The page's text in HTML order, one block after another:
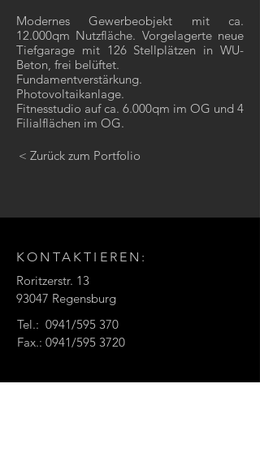
Modernes Gewerbeobjekt mit ca.
12.000qm Nutzfläche. Vorgelagerte neue
Tiefgarage mit 126 Stellplätzen in WU-
Beton, frei belüftet.
Fundamentverstärkung.
Photovoltaikanlage.
Fitnesstudio auf ca. 6.000qm im OG und 4
Filialflächen im OG.
< Zurück zum Portfolio
KONTAKTIEREN:
Roritzerstr. 13
93047 Regensburg
Tel.: 0941/595 370
Fax.: 0941/595 3720